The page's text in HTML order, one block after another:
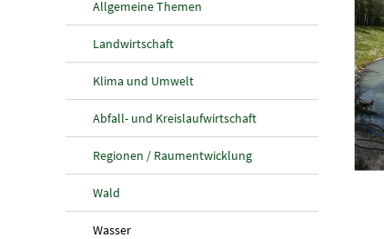
Allgemeine Themen
Landwirtschaft
Klima und Umwelt
Abfall- und Kreislaufwirtschaft
Regionen / Raumentwicklung
Wald
Wasser(aktuelle Seite)